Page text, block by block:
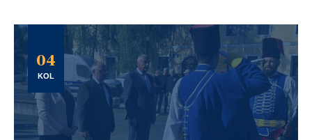
04
KOL